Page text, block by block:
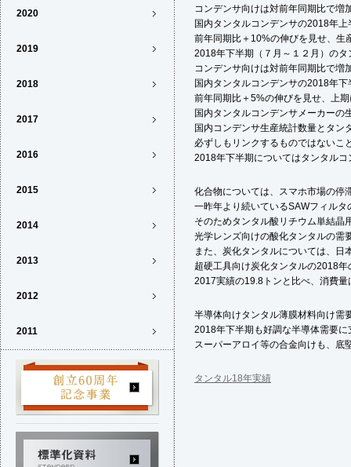
コンデンサ向けは対前年同期比で増
国内タンタルコンデンサの2018年
前年同期比＋10%の伸びを見せ、生
2018年下半期（７月～１２月）の
コンデンサ向けは対前年同期比で増
国内タンタルコンデンサの2018年
前年同期比＋5%の伸びを見せ、上
国内タンタルコンデンサメーカーの
国内コンデンサ生産統計数量とタン
必ずしもリンクするものではないこ
2018年下半期についてはタンタル
化合物については、スマホ市場の停
一昨年より続いているSAWフィル
そのためタンタル酸リチウム単結晶
光学レンズ向けの酸化タンタルの需
また、炭化タンタルについては、日
超硬工具向け炭化タンタルの2018
2017実績の19.8トンと比べ、消費
半導体向けタンタル薄膜材料向け需
2018年下半期も好調な半導体需要
スーパーアロイ等の合金向けも、底
タンタル18年実績
2020
2019
2018
2017
2016
2015
2014
2013
2012
2011